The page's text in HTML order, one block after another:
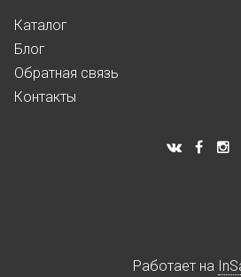
Каталог
Блог
Обратная связь
Контакты
Работает на